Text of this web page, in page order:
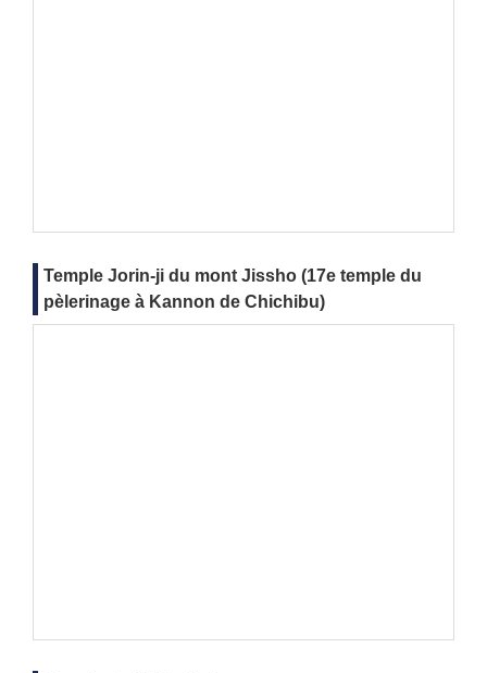
Temple Jorin-ji du mont Jissho (17e temple du
pèlerinage à Kannon de Chichibu)